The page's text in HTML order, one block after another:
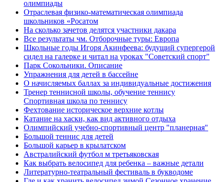
олимпиады
Отраслевая физико-математическая олимпиада
школьников «Росатом
На сколько зачетов делятся участники дакара
Все результаты чм. Отборочные туры: Европа
Школьные годы Игоря Акинфеева: будущий супергерой
сидел на галерке и читал на уроках "Советский спорт"
Парк Сокольники. Описание
Упражнения для детей в бассейне
О начисляемых баллах за индивидуальные достижения
Тренер теннисной школы, обучение теннису
Спортивная школа по теннису
Фехтование историческое верхние котлы
Катание на хаски, как вид активного отдыха
Олимпийский учебно-спортивный центр "планерная"
Большой теннис для детей
Большой карьер в крылатском
Австралийский футбол м третьяковская
Как выбрать велосипед для ребенка – важные детали
Литературно-театральный фестиваль в букводоме